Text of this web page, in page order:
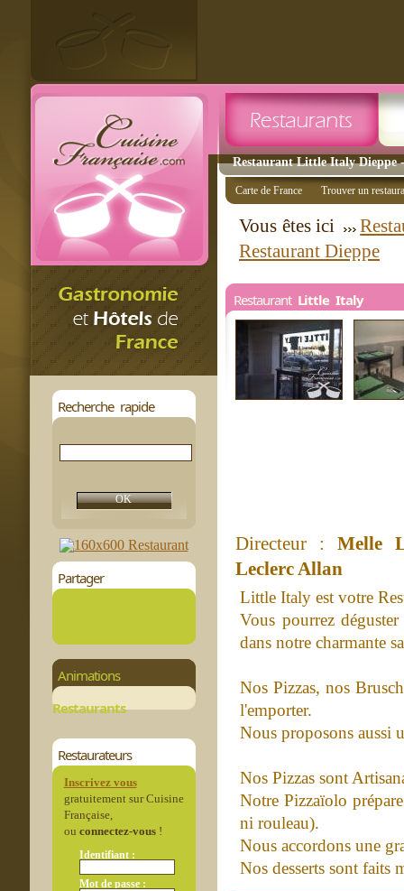
Restaurant Little Italy Dieppe
Recherche rapide
Partager
Animations
Restaurants
Restaurateurs
Inscrivez vous
gratuitement sur Cuisine
Française,
ou connectez-vous!
Identifiant :
Mot de passe :
Carte de France Trouver un
Vous êtes ici
Restaurant Dieppe
Restaurant Little Italy
Directeur : Melle
Leclerc Allan
Little Italy est votre
Vous pourrez
dans notre charmante
Nos Pizzas, nos
l'emporter.
Nous proposons aussi
Nos Pizzas sont
Notre Pizzaïolo
ni rouleau).
Nous accordons une
Nos desserts sont faits